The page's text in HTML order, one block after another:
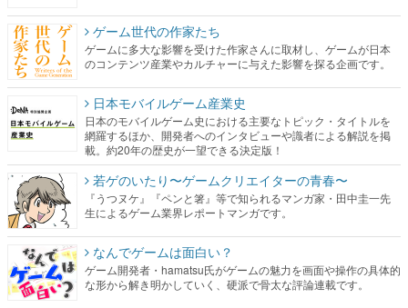
ゲーム世代の作家たち
ゲームに多大な影響を受けた作家さんに取材し、ゲームが日本
のコンテンツ産業やカルチャーに与えた影響を探る企画です。
日本モバイルゲーム産業史
日本のモバイルゲーム史における主要なトピック・タイトルを
網羅するほか、開発者へのインタビューや識者による解説を掲
載。約20年の歴史が一望できる決定版！
若ゲのいたり〜ゲームクリエイターの青春〜
『うつヌケ』『ペンと箸』等で知られるマンガ家・田中圭一先
生によるゲーム業界レポートマンガです。
なんでゲームは面白い？
ゲーム開発者・hamatsu氏がゲームの魅力を画面や操作の具体的
な形から解き明かしていく、硬派で骨太な評論連載です。